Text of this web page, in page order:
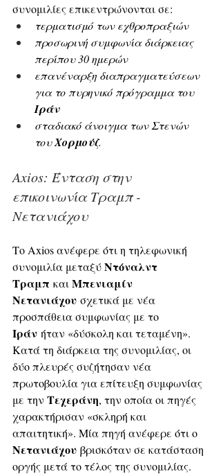
συνομιλίες επικεντρώνονται σε:
τερματισμό των εχθροπραξιών
προσωρινή συμφωνία διάρκειας
περίπου 30 ημερών
επανέναρξη διαπραγματεύσεων
για το πυρηνικό πρόγραμμα του
Ιράν
σταδιακό άνοιγμα των Στενών
του Χορμούζ.
Axios: Ένταση στην
επικοινωνία Τραμπ -
Νετανιάχου
Το Axios ανέφερε ότι η τηλεφωνική
συνομιλία μεταξύ Ντόναλντ
Τραμπ και Μπενιαμίν
Νετανιάχου σχετικά με νέα
προσπάθεια συμφωνίας με το
Ιράν ήταν «δύσκολη και τεταμένη».
Κατά τη διάρκεια της συνομιλίας, οι
δύο πλευρές συζήτησαν νέα
πρωτοβουλία για επίτευξη συμφωνίας
με την Τεχεράνη, την οποία οι πηγές
χαρακτήρισαν «σκληρή και
απαιτητική». Μία πηγή ανέφερε ότι ο
Νετανιάχου βρισκόταν σε κατάσταση
οργής μετά το τέλος της συνομιλίας.